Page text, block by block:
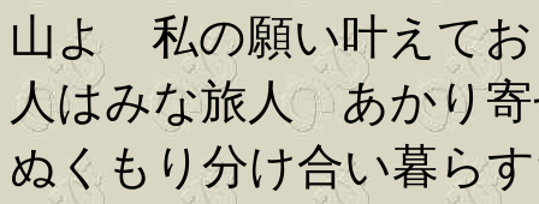
山よ 私の願い叶えて
人はみな旅人 あかり
ぬくもり分け合い暮ら